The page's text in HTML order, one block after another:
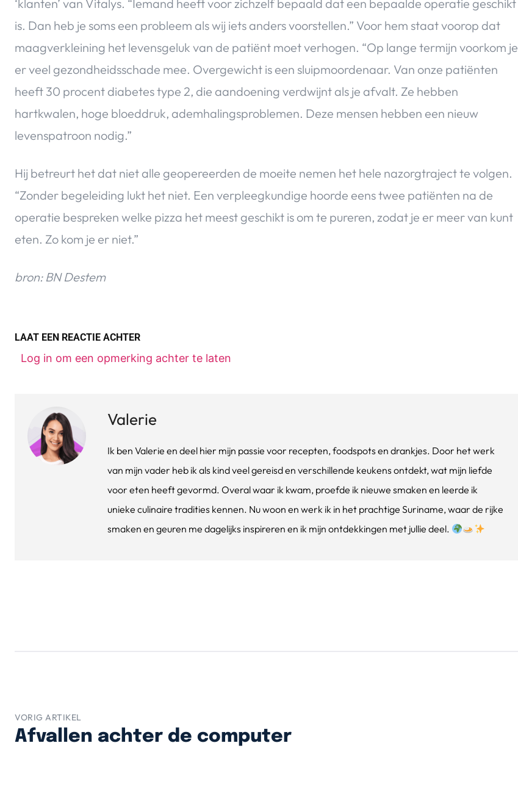
‘klanten’ van Vitalys. “Iemand heeft voor zichzelf bepaald dat een bepaalde operatie geschikt
is. Dan heb je soms een probleem als wij iets anders voorstellen.” Voor hem staat voorop dat
maagverkleining het levensgeluk van de patiënt moet verhogen. “Op lange termijn voorkom je
er veel gezondheidsschade mee. Overgewicht is een sluipmoordenaar. Van onze patiënten
heeft 30 procent diabetes type 2, die aandoening verdwijnt als je afvalt. Ze hebben
hartkwalen, hoge bloeddruk, ademhalingsproblemen. Deze mensen hebben een nieuw
levenspatroon nodig.”
Hij betreurt het dat niet alle geopereerden de moeite nemen het hele nazorgtraject te volgen.
“Zonder begeleiding lukt het niet. Een verpleegkundige hoorde eens twee patiënten na de
operatie bespreken welke pizza het meest geschikt is om te pureren, zodat je er meer van kunt
eten. Zo kom je er niet.”
bron: BN Destem
LAAT EEN REACTIE ACHTER
Log in om een opmerking achter te laten
Valerie
Ik ben Valerie en deel hier mijn passie voor recepten, foodspots en drankjes. Door het werk
van mijn vader heb ik als kind veel gereisd en verschillende keukens ontdekt, wat mijn liefde
voor eten heeft gevormd. Overal waar ik kwam, proefde ik nieuwe smaken en leerde ik
unieke culinaire tradities kennen. Nu woon en werk ik in het prachtige Suriname, waar de rijke
smaken en geuren me dagelijks inspireren en ik mijn ontdekkingen met jullie deel.
VORIG ARTIKEL
Afvallen achter de computer